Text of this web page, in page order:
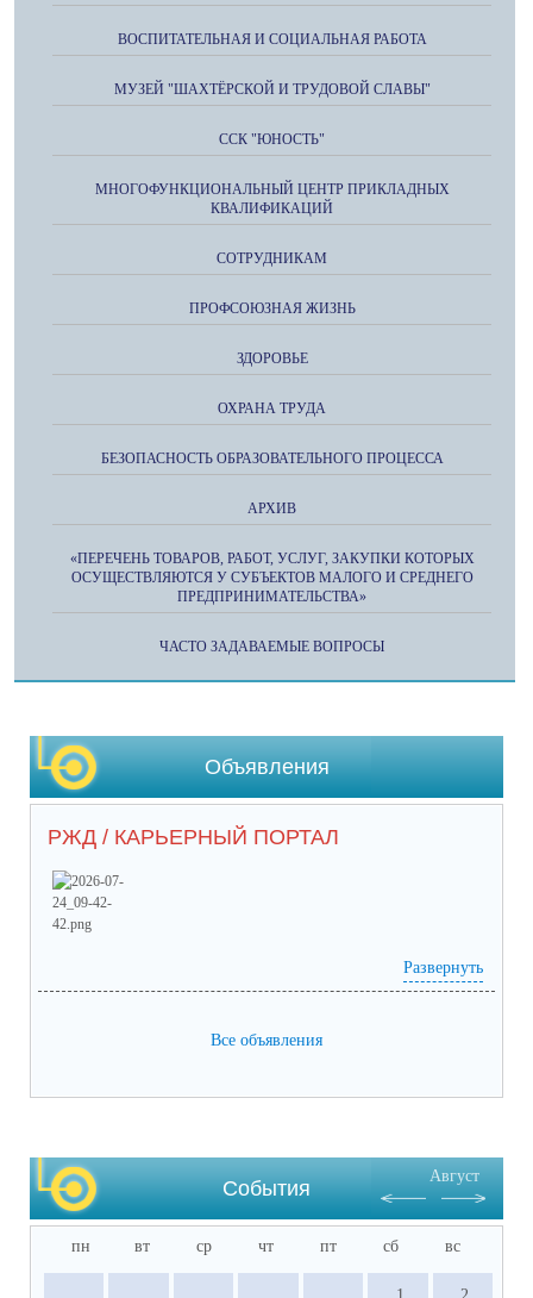
ВОСПИТАТЕЛЬНАЯ И СОЦИАЛЬНАЯ РАБОТА
МУЗЕЙ "ШАХТЁРСКОЙ И ТРУДОВОЙ СЛАВЫ"
ССК "ЮНОСТЬ"
МНОГОФУНКЦИОНАЛЬНЫЙ ЦЕНТР ПРИКЛАДНЫХ
КВАЛИФИКАЦИЙ
СОТРУДНИКАМ
ПРОФСОЮЗНАЯ ЖИЗНЬ
ЗДОРОВЬЕ
ОХРАНА ТРУДА
БЕЗОПАСНОСТЬ ОБРАЗОВАТЕЛЬНОГО ПРОЦЕССА
АРХИВ
«ПЕРЕЧЕНЬ ТОВАРОВ, РАБОТ, УСЛУГ, ЗАКУПКИ КОТОРЫХ
ОСУЩЕСТВЛЯЮТСЯ У СУБЪЕКТОВ МАЛОГО И СРЕДНЕГО
ПРЕДПРИНИМАТЕЛЬСТВА»
ЧАСТО ЗАДАВАЕМЫЕ ВОПРОСЫ
Объявления
РЖД / КАРЬЕРНЫЙ ПОРТАЛ
(посмотреть)
Prilozhieniie_1 (53).pdf(скачать)(посмотреть)
Развернуть
Все объявления
События
Август
пн вт ср чт пт сб вс